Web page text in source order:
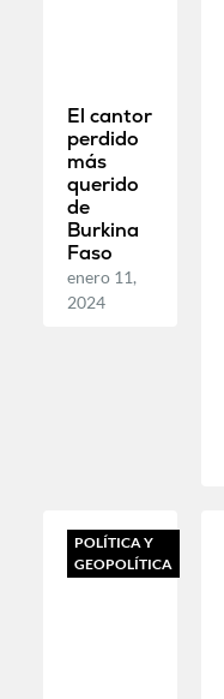
El cantor
perdido
más
querido
de
Burkina
Faso
enero 11,
2024
POLÍTICA Y
GEOPOLÍTICA